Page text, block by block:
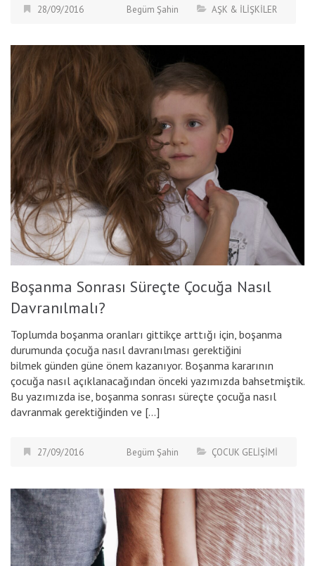
28/09/2016 Begüm Şahin AŞK & İLİŞKİLER
Boşanma Sonrası Süreçte Çocuğa Nasıl
Davranılmalı?
Toplumda boşanma oranları gittikçe arttığı için, boşanma
durumunda çocuğa nasıl davranılması gerektiğini
bilmek günden güne önem kazanıyor. Boşanma kararının
çocuğa nasıl açıklanacağından önceki yazımızda bahsetmiştik.
Bu yazımızda ise, boşanma sonrası süreçte çocuğa nasıl
davranmak gerektiğinden ve […]
27/09/2016 Begüm Şahin ÇOCUK GELİŞİMİ